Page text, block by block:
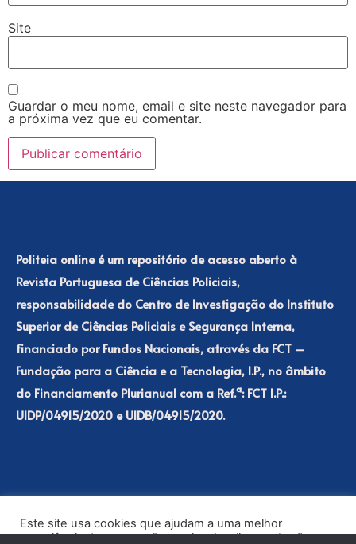
Site
Guardar o meu nome, email e site neste navegador para
a próxima vez que eu comentar.
Politeia online é um repositório de acesso aberto à
Revista Portuguesa de Ciências Policiais,
responsabilidade do Centro de Investigação do Instituto
Superior de Ciências Policiais e Segurança Interna,
financiado por Fundos Nacionais, através da FCT –
Fundação para a Ciência e a Tecnologia, I.P., no âmbito
do Financiamento Plurianual com a Ref.ª: FCT I.P.:
UIDP/04915/2020 e UIDB/04915/2020.
Este site usa cookies que ajudam a uma melhor
experiência de navegação no site. Ao clicar no botão